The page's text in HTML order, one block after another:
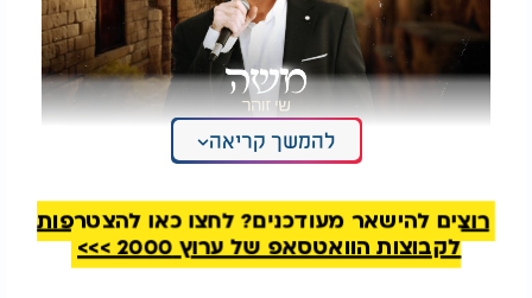
שי זוהר - "משה"
להמשך קריאה
רוצים להישאר מעודכנים? לחצו כאן להצטרפות
לקבוצות הוואטסאפ של ערוץ 2000 >>>